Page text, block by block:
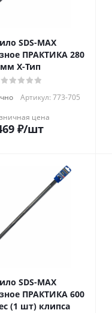
MAX
ПРАКТИКА 280
мм X-Тип
Артикул: 773-705
цена
₽/шт
SDS-MAX
ПРАКТИКА 600
(1 шт) клипса